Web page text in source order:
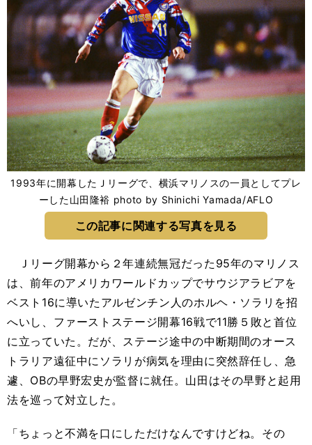
1993年に開幕したＪリーグで、横浜マリノスの一員としてプレ
ーした山田隆裕 photo by Shinichi Yamada/AFLO
この記事に関連する写真を見る
Ｊリーグ開幕から２年連続無冠だった95年のマリノス
は、前年のアメリカワールドカップでサウジアラビアを
ベスト16に導いたアルゼンチン人のホルヘ・ソラリを招
へいし、ファーストステージ開幕16戦で11勝５敗と首位
に立っていた。だが、ステージ途中の中断期間のオース
トラリア遠征中にソラリが病気を理由に突然辞任し、急
遽、OBの早野宏史が監督に就任。山田はその早野と起用
法を巡って対立した。
「ちょっと不満を口にしただけなんですけどね。その